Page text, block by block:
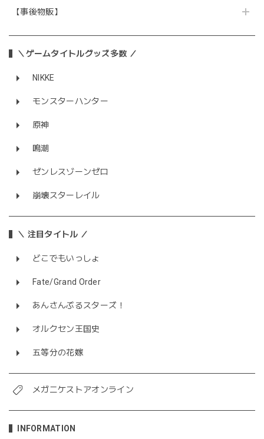
【事後物販】
＼ゲームタイトルグッズ多数 ／
NIKKE
モンスターハンター
原神
鳴潮
ゼンレスゾーンゼロ
崩壊スターレイル
＼ 注目タイトル ／
どこでもいっしょ
Fate/Grand Order
あんさんぶるスターズ！
オルクセン王国史
五等分の花嫁
メガニケストアオンライン
INFORMATION